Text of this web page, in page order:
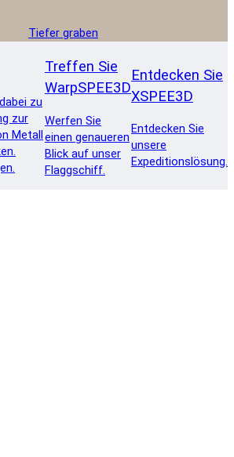
Tiefer graben
zu
zur
Metall
Treffen Sie
WarpSPEE3D
Werfen Sie
einen genaueren
Blick auf unser
Flaggschiff.
Entdecken Sie
XSPEE3D
Entdecken Sie
unsere
Expeditionslösung.